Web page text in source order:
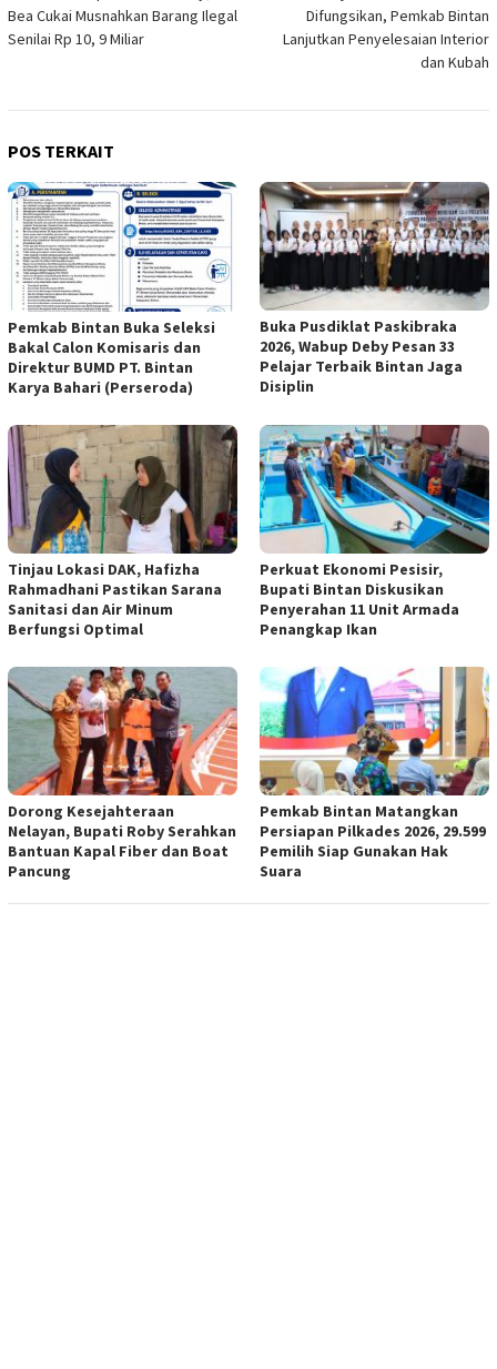
Bea Cukai Musnahkan Barang Ilegal
Senilai Rp 10, 9 Miliar
Difungsikan, Pemkab Bintan
Lanjutkan Penyelesaian Interior
dan Kubah
POS TERKAIT
Pemkab Bintan Buka Seleksi
Bakal Calon Komisaris dan
Direktur BUMD PT. Bintan
Karya Bahari (Perseroda)
Buka Pusdiklat Paskibraka
2026, Wabup Deby Pesan 33
Pelajar Terbaik Bintan Jaga
Disiplin
Tinjau Lokasi DAK, Hafizha
Rahmadhani Pastikan Sarana
Sanitasi dan Air Minum
Berfungsi Optimal
Perkuat Ekonomi Pesisir,
Bupati Bintan Diskusikan
Penyerahan 11 Unit Armada
Penangkap Ikan
Dorong Kesejahteraan
Nelayan, Bupati Roby Serahkan
Bantuan Kapal Fiber dan Boat
Pancung
Pemkab Bintan Matangkan
Persiapan Pilkades 2026, 29.599
Pemilih Siap Gunakan Hak
Suara